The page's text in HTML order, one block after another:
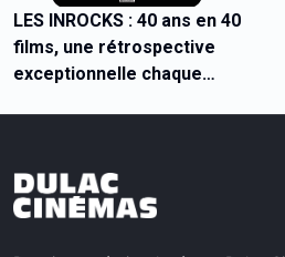
LES INROCKS : 40 ans en 40
films, une rétrospective
exceptionnelle chaque